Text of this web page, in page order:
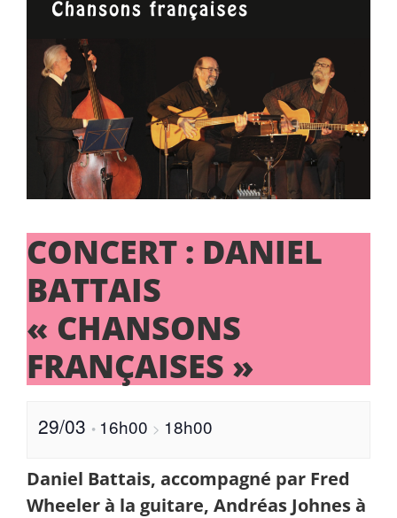
CONCERT : DANIEL
BATTAIS
« CHANSONS
FRANÇAISES »
29/03 • 16h00 > 18h00
Daniel Battais, accompagné par Fred
Wheeler à la guitare, Andréas Johnes à